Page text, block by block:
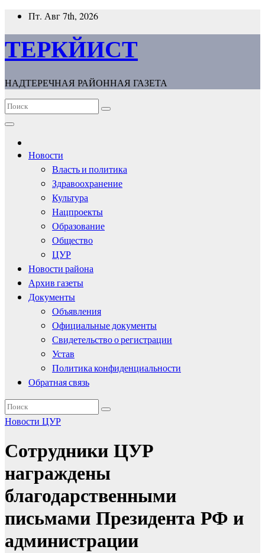
Перейти
содержимому
Пт. Авг 7th, 2026
ТЕРКЙИСТ
НАДТЕРЕЧНАЯ РАЙОННАЯ ГАЗЕТА
Новости
Власть и политика
Здравоохранение
Культура
Нацпроекты
Образование
Общество
ЦУР
Новости района
Архив газеты
Документы
Объявления
Официальные документы
Свидетельство о регистрации
Устав
Политика конфиденциальности
Обратная связь
Новости ЦУР
Сотрудники ЦУР
награждены
благодарственными
письмами Президента РФ и
администрации